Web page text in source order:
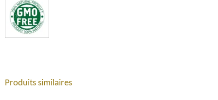
Produits similaires